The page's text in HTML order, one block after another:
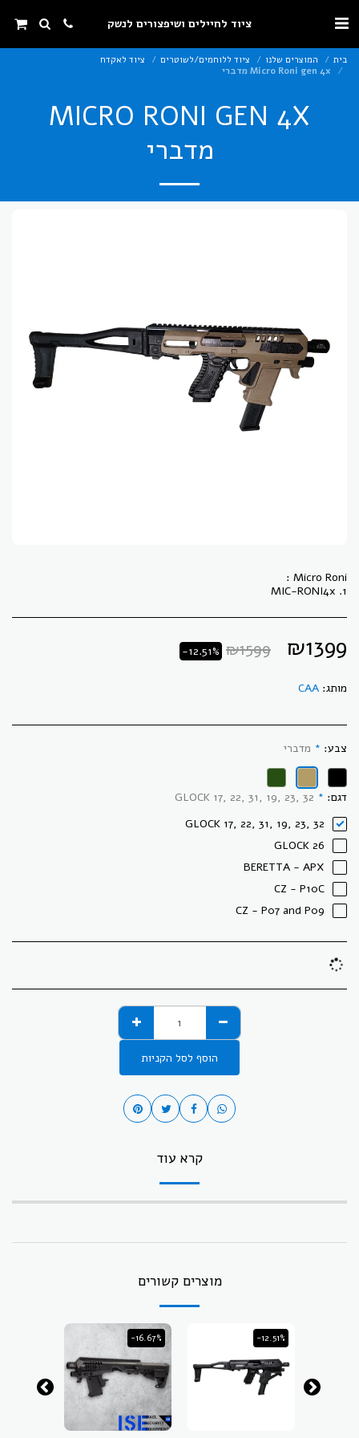
ציוד לחיילים ושיפצורים לנשק
בית המוצרים שלנו ציוד ללוחמים/לשוטרים
ציוד לאקדח
Micro Roni gen 4x מדברי
MICRO RONI GEN 4X
מדברי
1. MIC-RONI4x
₪1399
₪1599
-12.51%
מותג: CAA
צבע: * מדברי
דגם: *
GLOCK 17, 22, 31, 19, 23, 32
GLOCK 17, 22, 31, 19, 23, 32
GLOCK 26
BERETTA - APX
CZ - P10C
CZ - P07 and P09
הוסף לסל הקניות
קרא עוד
מוצרים קשורים
-12.51%
-16.67%